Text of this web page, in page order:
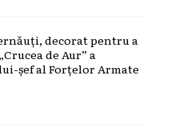
decorat pentru a
de Aur” a
șef al Forțelor Armate